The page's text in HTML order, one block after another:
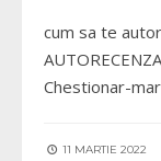
cum sa te
Chestionar-
11 MARTIE 2022